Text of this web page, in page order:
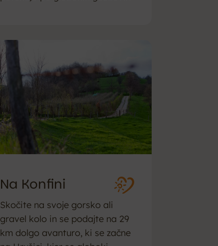
Na Konfini
Skočite na svoje gorsko ali
gravel kolo in se podajte na 29
km dolgo avanturo, ki se začne